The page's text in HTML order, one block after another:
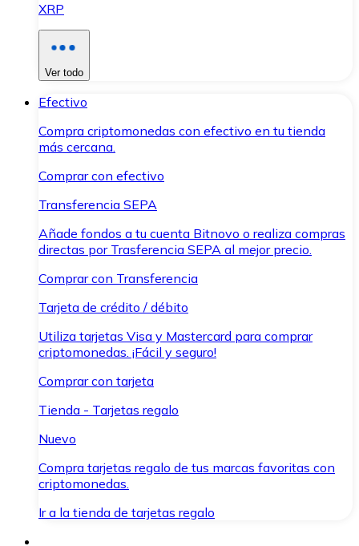
XRP
Ver todo
Efectivo
Compra criptomonedas con efectivo en tu tienda
más cercana.
Comprar con efectivo
Transferencia SEPA
Añade fondos a tu cuenta Bitnovo o realiza compras
directas por Trasferencia SEPA al mejor precio.
Comprar con Transferencia
Tarjeta de crédito / débito
Utiliza tarjetas Visa y Mastercard para comprar
criptomonedas. ¡Fácil y seguro!
Comprar con tarjeta
Tienda - Tarjetas regalo
Nuevo
Compra tarjetas regalo de tus marcas favoritas con
criptomonedas.
Ir a la tienda de tarjetas regalo